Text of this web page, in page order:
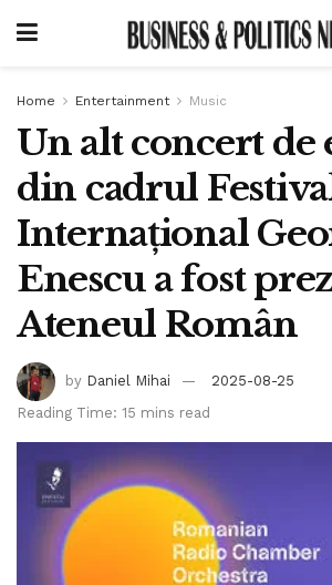
Home Entertainment Music
Un alt concert de
din cadrul
Internațional
Enescu a fost
Ateneul Român
by Daniel Mihai
2025-08-25
Reading Time: 15 mins read